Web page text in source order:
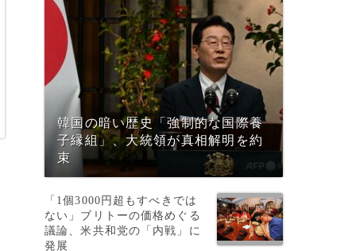
韓国の暗い歴史「強制的な国際養
子縁組」、大統領が真相解明を約
束
「1個3000円超もすべきでは
ない」ブリトーの価格めぐる
議論、米共和党の「内戦」に
発展